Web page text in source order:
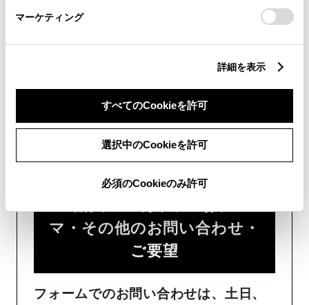
マーケティング
詳細を表示
すべてのCookieを許可
選択中のCookieを許可
必須のCookieのみ許可
時間が少なくご案内が可能です。
フォームでお問い合わせ
マ・その他のお問い合わせ・
ご要望​
フォームでのお問い合わせは、土日、